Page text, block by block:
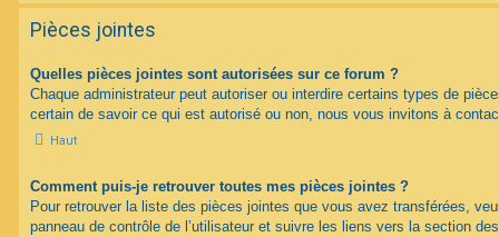
Pièces jointes
Quelles pièces jointes sont autorisées sur ce forum ?
Chaque administrateur peut autoriser ou interdire certains types de
certain de savoir ce qui est autorisé ou non, nous vous invitons à
Haut
Comment puis-je retrouver toutes mes pièces jointes ?
Pour retrouver la liste des pièces jointes que vous avez transférées,
panneau de contrôle de l’utilisateur et suivre les liens vers la section